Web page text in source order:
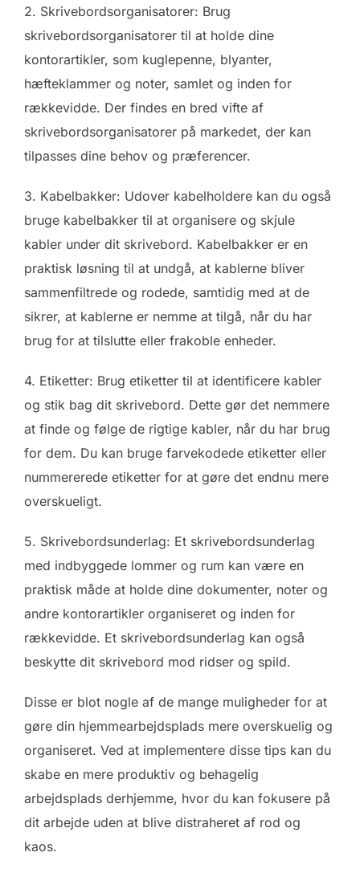
2. Skrivebordsorganisatorer: Brug
skrivebordsorganisatorer til at holde dine
kontorartikler, som kuglepenne, blyanter,
hæfteklammer og noter, samlet og inden for
rækkevidde. Der findes en bred vifte af
skrivebordsorganisatorer på markedet, der kan
tilpasses dine behov og præferencer.
3. Kabelbakker: Udover kabelholdere kan du også
bruge kabelbakker til at organisere og skjule
kabler under dit skrivebord. Kabelbakker er en
praktisk løsning til at undgå, at kablerne bliver
sammenfiltrede og rodede, samtidig med at de
sikrer, at kablerne er nemme at tilgå, når du har
brug for at tilslutte eller frakoble enheder.
4. Etiketter: Brug etiketter til at identificere kabler
og stik bag dit skrivebord. Dette gør det nemmere
at finde og følge de rigtige kabler, når du har brug
for dem. Du kan bruge farvekodede etiketter eller
nummererede etiketter for at gøre det endnu mere
overskueligt.
5. Skrivebordsunderlag: Et skrivebordsunderlag
med indbyggede lommer og rum kan være en
praktisk måde at holde dine dokumenter, noter og
andre kontorartikler organiseret og inden for
rækkevidde. Et skrivebordsunderlag kan også
beskytte dit skrivebord mod ridser og spild.
Disse er blot nogle af de mange muligheder for at
gøre din hjemmearbejdsplads mere overskuelig og
organiseret. Ved at implementere disse tips kan du
skabe en mere produktiv og behagelig
arbejdsplads derhjemme, hvor du kan fokusere på
dit arbejde uden at blive distraheret af rod og
kaos.